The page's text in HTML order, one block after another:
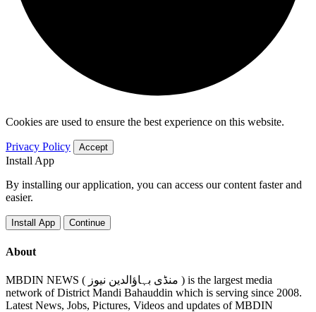
Cookies are used to ensure the best experience on this website.
Privacy Policy Accept
Install App
By installing our application, you can access our content faster and
easier.
Install App Continue
About
MBDIN NEWS ( منڈی بہاؤالدین نیوز ) is the largest media
network of District Mandi Bahauddin which is serving since 2008.
Latest News, Jobs, Pictures, Videos and updates of MBDIN